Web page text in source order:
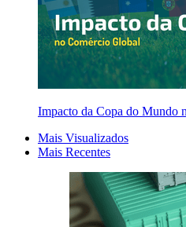
Impacto da Copa do Mundo
Mais Visualizados
Mais Recentes